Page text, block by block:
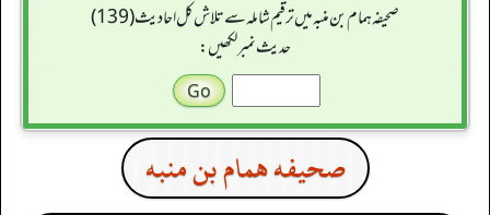
صحیفہ ہمام بن منبہ میں ترقیم شاملہ سے تلاش کل احادیث (139)
حدیث نمبر لکھیں:
صحيفه همام بن منبه